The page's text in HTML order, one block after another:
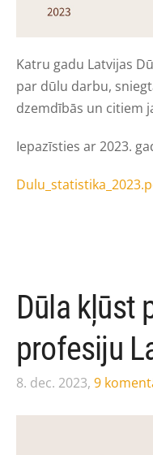
Katru gadu Latvijas
par dūlu darbu,
dzemdībās un citiem
Iepazīsties ar 2023.
Dūla kļūst
profesiju
8. dec. 2023, 9